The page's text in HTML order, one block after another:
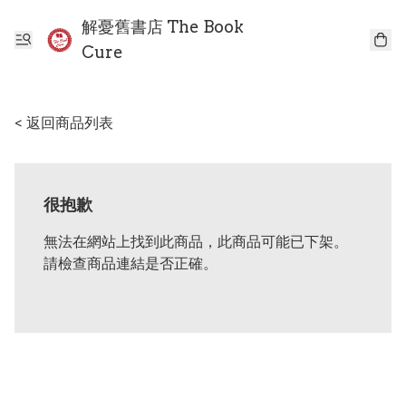
解憂舊書店 The Book
Cure
< 返回商品列表
很抱歉
無法在網站上找到此商品，此商品可能已下架。
請檢查商品連結是否正確。